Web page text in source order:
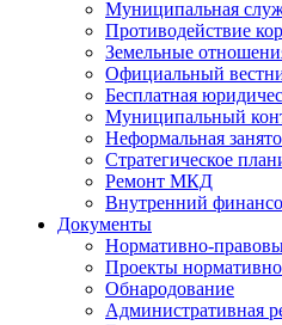
Муниципальная
Противодействие
Земельные
Официальный
Бесплатная
Муниципальный
Неформальная
Стратегическое
Ремонт МКД
Внутренний
Документы
Нормативно-
Проекты
Обнародование
Административная